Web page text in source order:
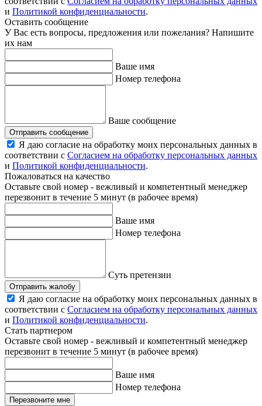
и Политикой конфиденциальности.
Оставить сообщение
У Вас есть вопросы, предложения или пожелания? Напишите
их нам
Ваше имя
Номер телефона
Ваше сообщение
Отправить сообщение
Я даю согласие на обработку моих персональных данных в
соответствии с Согласием на обработку персональных данных
и Политикой конфиденциальности.
Пожаловаться на качество
Оставьте свой номер - вежливый и компетентный менеджер
перезвонит в течение 5 минут (в рабочее время)
Ваше имя
Номер телефона
Суть претензии
Отправить жалобу
Я даю согласие на обработку моих персональных данных в
соответствии с Согласием на обработку персональных данных
и Политикой конфиденциальности.
Стать партнером
Оставьте свой номер - вежливый и компетентный менеджер
перезвонит в течение 5 минут (в рабочее время)
Ваше имя
Номер телефона
Перезвоните мне